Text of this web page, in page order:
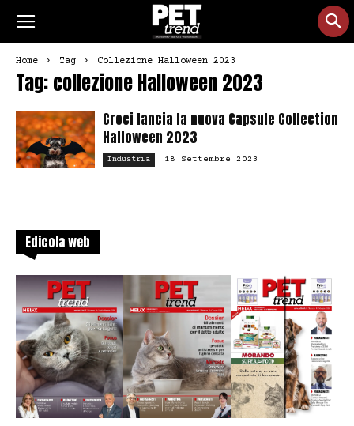
Home Tag Collezione Halloween 2023
Tag: collezione Halloween 2023
Croci lancia la nuova Capsule Collection
Halloween 2023
Industria 18 Settembre 2023
Edicola web